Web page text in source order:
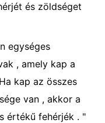
és zöldséget
egységes
, amely kap a
kap az összes
van , akkor a
értékű fehérjék . "